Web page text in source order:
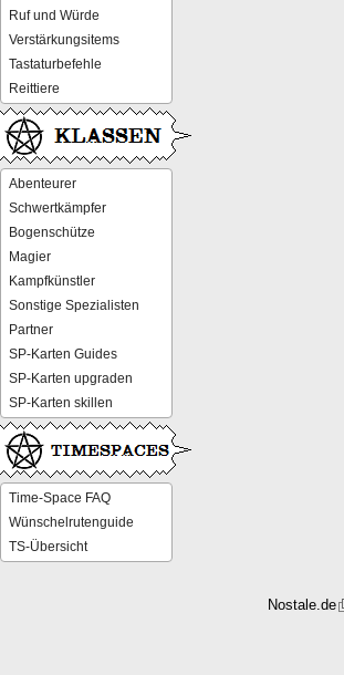
Ruf und Würde
Verstärkungsitems
Tastaturbefehle
Reittiere
Abenteurer
Schwertkämpfer
Bogenschütze
Magier
Kampfkünstler
Sonstige Spezialisten
Partner
SP-Karten Guides
SP-Karten upgraden
SP-Karten skillen
Time-Space FAQ
Wünschelrutenguide
TS-Übersicht
Nostale.de